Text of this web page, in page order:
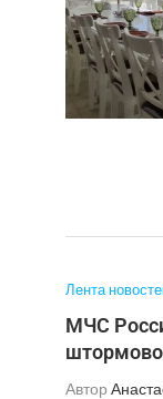
Лента
МЧС
Автор